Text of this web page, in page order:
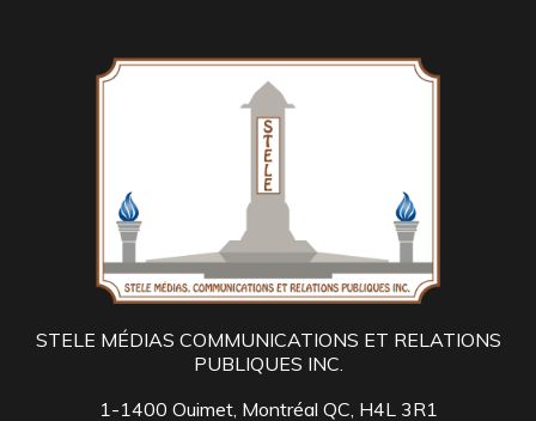
STELE MÉDIAS COMMUNICATIONS ET RELATIONS
PUBLIQUES INC.
1-1400 Ouimet, Montréal QC, H4L 3R1